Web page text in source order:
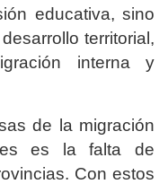
educativa, sino
territorial,
interna y
de la migración
es la falta de
Con estos